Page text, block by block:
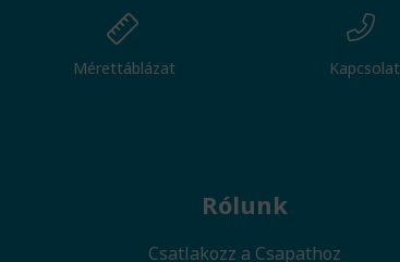
Mérettáblázat Kapcsolat
Rólunk
Csatlakozz a Csapathoz